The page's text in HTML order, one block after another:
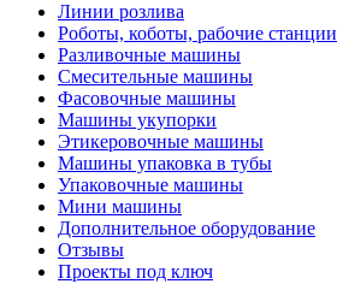
Линии розлива
Роботы, коботы, рабочие станции
Разливочные машины
Смесительные машины
Фасовочные машины
Машины укупорки
Этикеровочные машины
Машины упаковка в тубы
Упаковочные машины
Мини машины
Дополнительное оборудование
Отзывы
Проекты под ключ